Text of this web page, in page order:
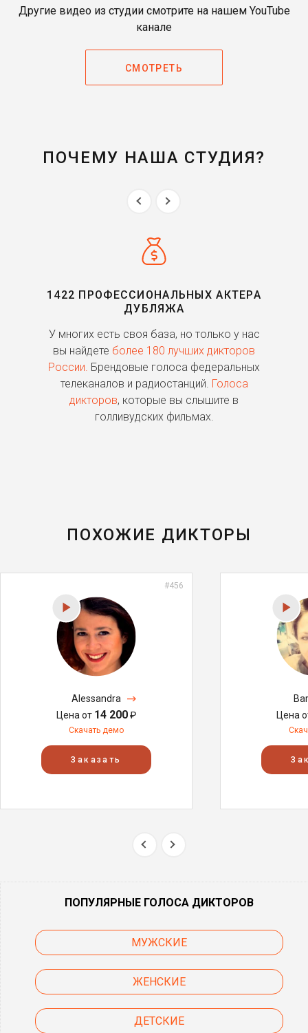
Другие видео из студии смотрите на нашем YouTube
канале
СМОТРЕТЬ
ПОЧЕМУ НАША СТУДИЯ?
1422 ПРОФЕССИОНАЛЬНЫХ АКТЕРА
ДУБЛЯЖА
У многих есть своя база, но только у нас
вы найдете более 180 лучших дикторов
России. Брендовые голоса федеральных
телеканалов и радиостанций. Голоса
дикторов, которые вы слышите в
голливудских фильмах.
ПОХОЖИЕ ДИКТОРЫ
#456
Alessandra
Цена от 14 200₽
Скачать демо
Заказать
Цена
ПОПУЛЯРНЫЕ ГОЛОСА ДИКТОРОВ
МУЖСКИЕ
ЖЕНСКИЕ
ДЕТСКИЕ